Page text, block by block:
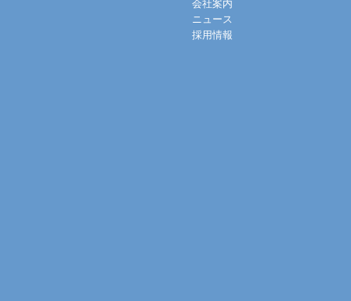
会社案内
ニュース
採用情報